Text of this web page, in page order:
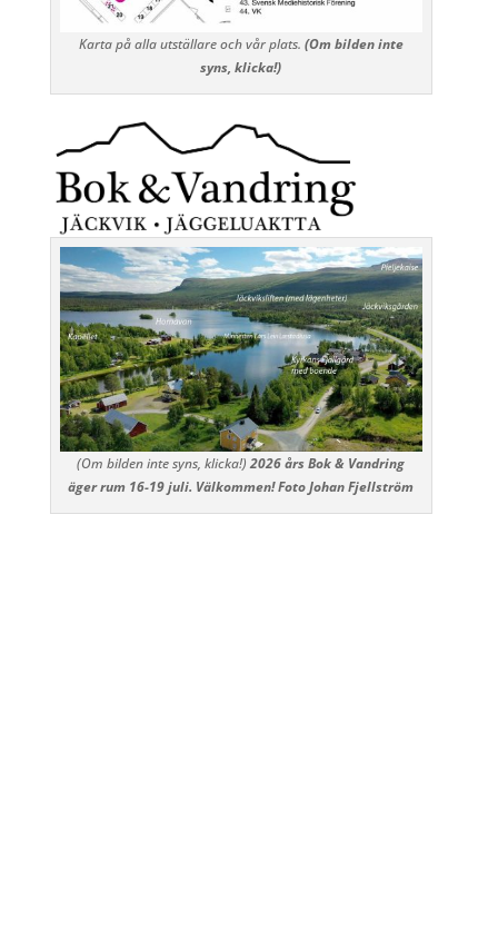
Karta på alla utställare och vår plats. (Om bilden inte
syns, klicka!)
(Om bilden inte syns, klicka!)2026 års Bok & Vandring
äger rum 16-19 juli. Välkommen! Foto Johan Fjellström